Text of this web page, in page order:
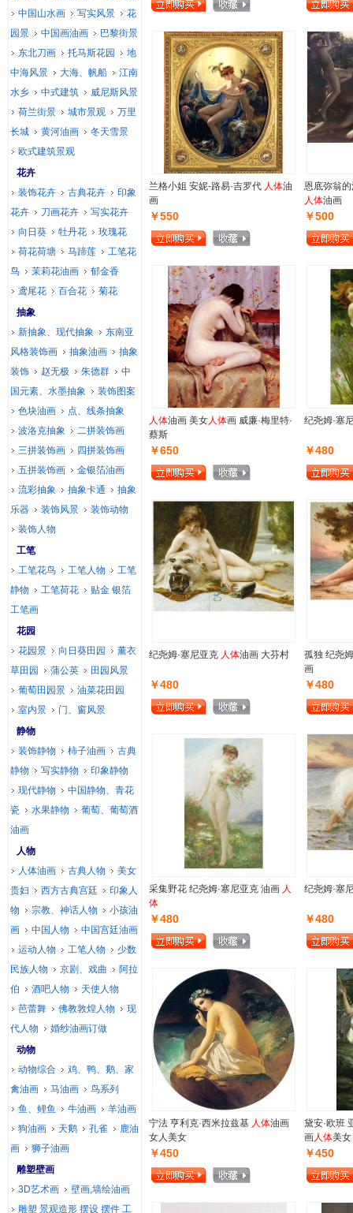
兰格小姐 安妮-路易·吉罗代 人体油
画
￥550
恩底弥翁
人体油画
￥500
人体油画 美女人体画 威廉·梅里特·
蔡斯
￥650
纪尧姆·塞
￥480
纪尧姆·塞尼亚克 人体油画 大芬村
￥480
孤独 纪尧
画
￥480
采集野花 纪尧姆·塞尼亚克 油画 人
体
￥480
纪尧姆·塞
￥480
宁法 亨利克·西米拉兹基 人体油画
女人美女
￥450
黛安·欧班
画人体美女
￥450
中国山水画
写实风景
花
园景
中国画油画
巴黎街景
东北刀画
托马斯花园
地
中海风景
大海、帆船
江南
水乡
中式建筑
威尼斯风景
荷兰街景
城市景观
万里
长城
黄河油画
冬天雪景
欧式建筑景观
花卉
装饰花卉
古典花卉
印象
花卉
刀画花卉
写实花卉
向日葵
牡丹花
玫瑰花
荷花荷塘
马蹄莲
工笔花
鸟
茉莉花油画
郁金香
鸢尾花
百合花
菊花
抽象
新抽象、现代抽象
东南亚
风格装饰画
抽象油画
抽象
装饰
赵无极 朱德群
中
国元素、水墨抽象
装饰图案
色块油画
点、线条抽象
波洛克抽象
二拼装饰画
三拼装饰画
四拼装饰画
五拼装饰画
金银箔油画
流彩抽象
抽象卡通
抽象
乐器
装饰风景
装饰动物
装饰人物
工笔
工笔花鸟
工笔人物
工笔
静物
工笔荷花
贴金 银箔
工笔画
花园
花园景
向日葵田园
薰衣
草田园
蒲公英
田园风景
葡萄田园景
油菜花田园
室内景
门、窗风景
静物
装饰静物
柿子油画
古典
静物
写实静物
印象静物
现代静物
中国静物、青花
瓷
水果静物
葡萄、葡萄酒
油画
人物
人体油画
古典人物
美女
贵妇
西方古典宫廷
印象人
物
宗教、神话人物
小孩油
画
中国人物
中国宫廷油画
运动人物
工笔人物
少数
民族人物
京剧、戏曲
阿拉
伯
酒吧人物
天使人物
芭蕾舞
佛教敦煌人物
现
代人物
婚纱油画订做
动物
动物综合
鸡、鸭、鹅、家
禽油画
马油画
鸟系列
鱼、鲤鱼
牛油画
羊油画
狗油画
天鹅 孔雀
鹿油
画
狮子油画
雕塑壁画
3D艺术画
壁画,墙绘油画
雕塑 景观造形 摆设 摆件 工